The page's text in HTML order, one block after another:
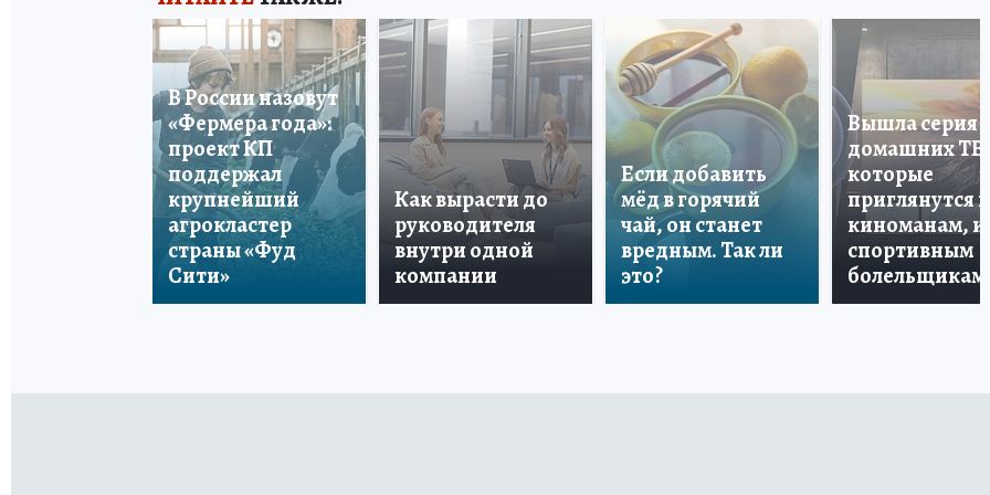
В России назовут
«Фермера года»:
проект КП
поддержал
крупнейший
агрокластер
страны «Фуд
Сити»
Как вырасти до
руководителя
внутри одной
компании
Если добавить
мёд в горячий
чай, он станет
вредным. Так ли
это?
Вышла серия
домашних ТВ,
которые
приглянутся и
киноманам, и
спортивным
болельщикам